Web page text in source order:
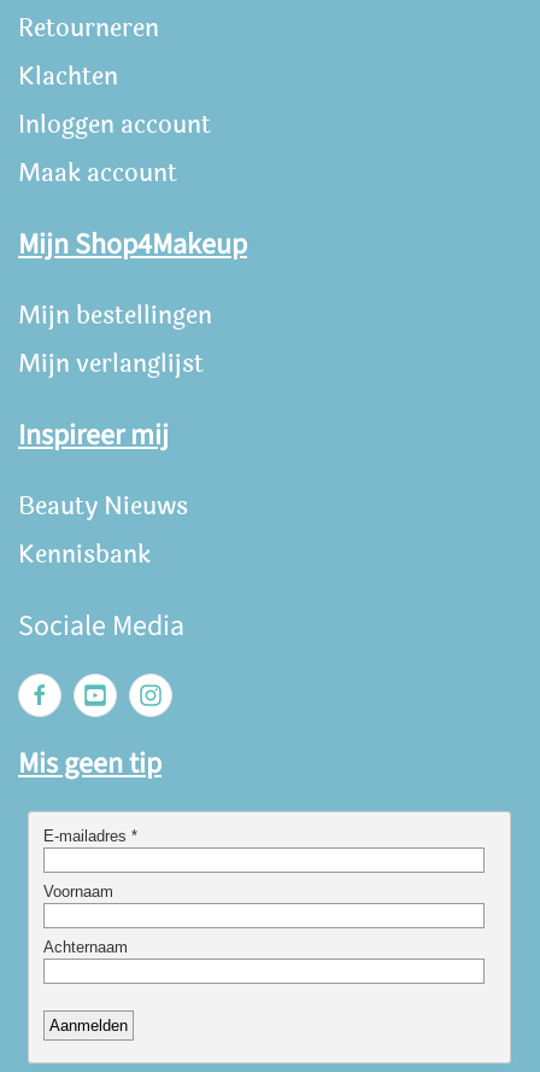
Retourneren
Klachten
Inloggen account
Maak account
Mijn Shop4Makeup
Mijn bestellingen
Mijn verlanglijst
Inspireer mij
Beauty Nieuws
Kennisbank
Sociale Media
Mis geen tip